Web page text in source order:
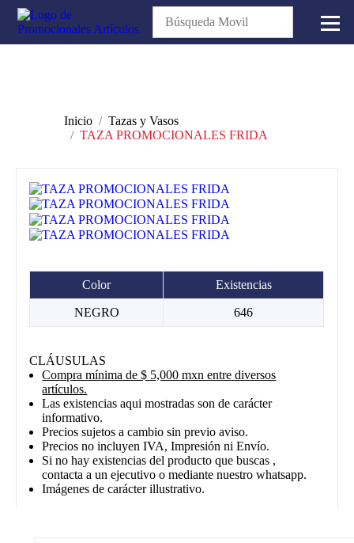
Inicio
Tazas y Vasos
TAZA PROMOCIONALES FRIDA
Color Existencias
NEGRO 646
CLÁUSULAS
Compra mínima de $ 5,000 mxn entre diversos
artículos.
Las existencias aqui mostradas son de carácter
informativo.
Precios sujetos a cambio sin previo aviso.
Precios no incluyen IVA, Impresión ni Envío.
Si no hay existencias del producto que buscas ,
contacta a un ejecutivo o mediante nuestro whatsapp.
Imágenes de carácter illustrativo.